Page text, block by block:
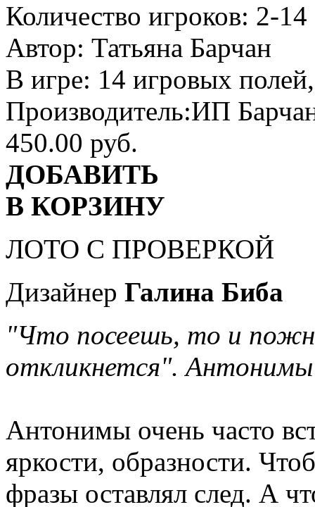
Количество игроков: 2-14
Автор: Татьяна Барчан
В игре: 14 игровых
Производитель:ИП
450.00 руб.
ДОБАВИТЬ
В КОРЗИНУ
ЛОТО С ПРОВЕРКОЙ
Дизайнер Галина Биба
"Что посеешь, то и
откликнется". Антонимы
Антонимы очень часто
яркости, образности.
фразы оставлял след. А